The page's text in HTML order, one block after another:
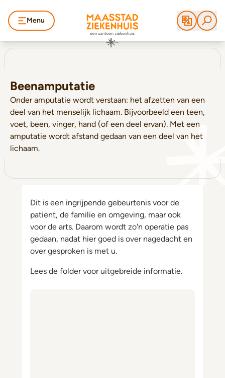
Menu
Beenamputatie
Onder amputatie wordt verstaan: het afzetten van een
deel van het menselijk lichaam. Bijvoorbeeld een teen,
voet, been, vinger, hand (of een deel ervan). Met een
amputatie wordt afstand gedaan van een deel van het
lichaam.
Dit is een ingrijpende gebeurtenis voor de
patiënt, de familie en omgeving, maar ook
voor de arts. Daarom wordt zo'n operatie pas
gedaan, nadat hier goed is over nagedacht en
over gesproken is met u.
Lees de folder voor uitgebreide informatie.